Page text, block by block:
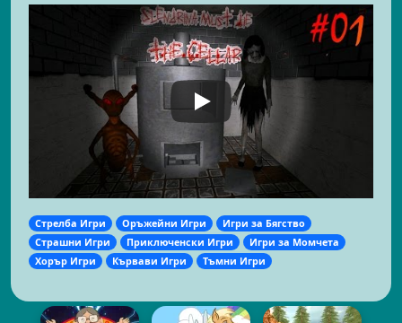
Стрелба Игри Оръжейни Игри
Игри за Бягство
Страшни Игри
Приключенски Игри
Игри за Момчета
Хорър Игри
Кървави Игри Тъмни Игри